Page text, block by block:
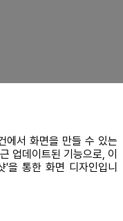
에서 화면을 만들 수 있는
업데이트된 기능으로, 이
'을 통한 화면 디자인입니